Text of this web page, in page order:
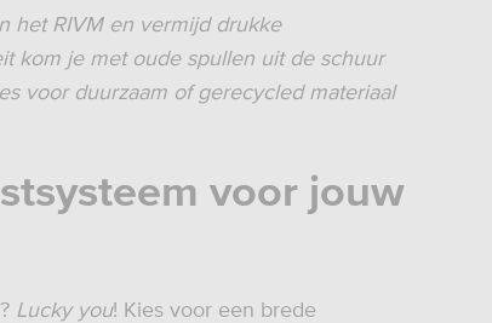
het RIVM en vermijd drukke
kom je met oude spullen uit de schuur
voor duurzaam of gerecycled materiaal
voor jouw
Lucky you! Kies voor een brede